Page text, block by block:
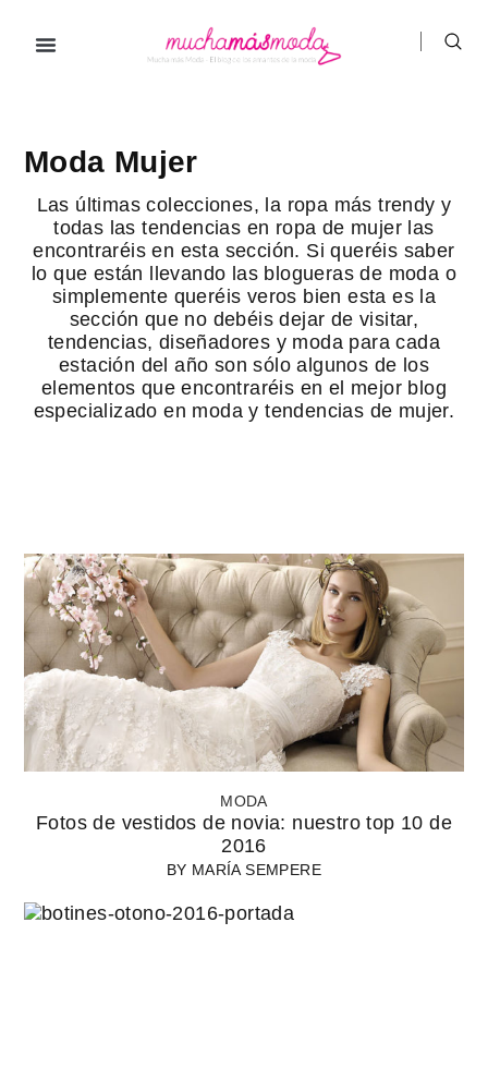
contenido
Moda Mujer
Las últimas colecciones, la ropa más trendy y
todas las tendencias en ropa de mujer las
encontraréis en esta sección. Si queréis saber
lo que están llevando las blogueras de moda o
simplemente queréis veros bien esta es la
sección que no debéis dejar de visitar,
tendencias, diseñadores y moda para cada
estación del año son sólo algunos de los
elementos que encontraréis en el mejor blog
especializado en moda y tendencias de mujer.
MODA
Fotos de vestidos de novia: nuestro top 10 de
2016
BY MARÍA SEMPERE